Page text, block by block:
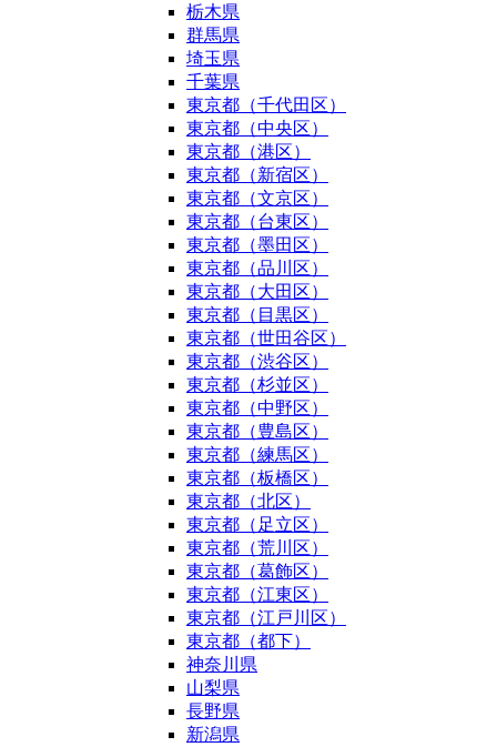
栃木県
群馬県
埼玉県
千葉県
東京都（千代田区）
東京都（中央区）
東京都（港区）
東京都（新宿区）
東京都（文京区）
東京都（台東区）
東京都（墨田区）
東京都（品川区）
東京都（大田区）
東京都（目黒区）
東京都（世田谷区）
東京都（渋谷区）
東京都（杉並区）
東京都（中野区）
東京都（豊島区）
東京都（練馬区）
東京都（板橋区）
東京都（北区）
東京都（足立区）
東京都（荒川区）
東京都（葛飾区）
東京都（江東区）
東京都（江戸川区）
東京都（都下）
神奈川県
山梨県
長野県
新潟県